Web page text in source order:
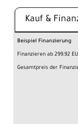
Kauf &
Beispiel Finanzierung
Finanzieren ab 299,92
Gesamtpreis der